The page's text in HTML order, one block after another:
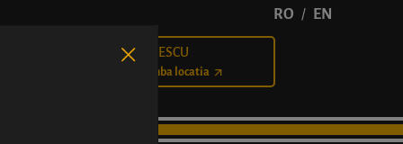
BĂLCESCU
Schimba locatia
RO / EN